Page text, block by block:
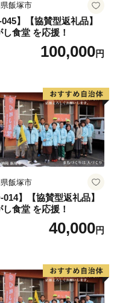
飯塚市
045】【協賛型返礼品】
し食堂 を応援！
100,000円
飯塚市
014】【協賛型返礼品】
し食堂 を応援！
40,000円